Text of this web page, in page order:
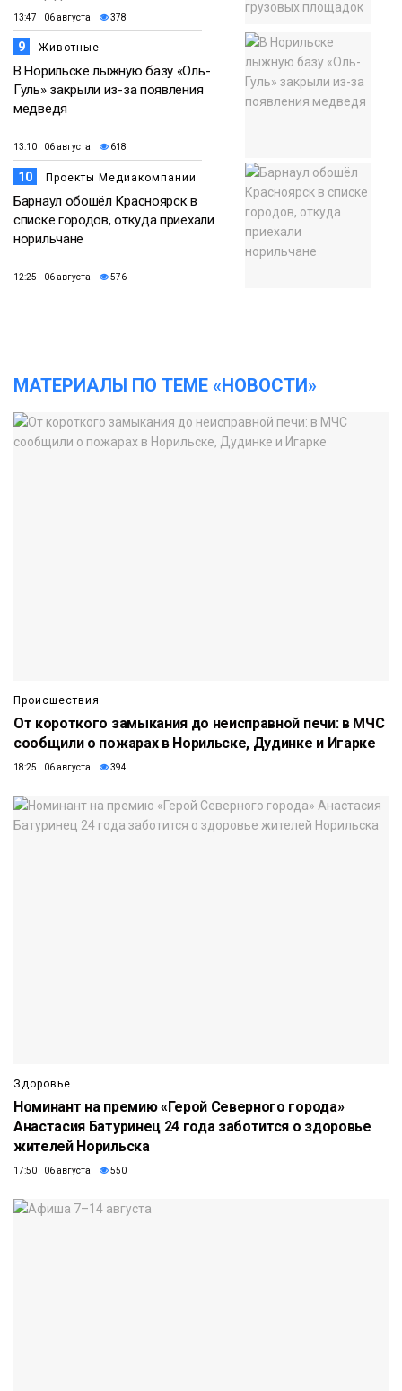
13:47 06 августа 378
9 Животные
В Норильске лыжную базу «Оль-
Гуль» закрыли из-за появления
медведя
13:10 06 августа 618
10 Проекты Медиакомпании
Барнаул обошёл Красноярск в
списке городов, откуда приехали
норильчане
12:25 06 августа 576
МАТЕРИАЛЫ ПО ТЕМЕ «НОВОСТИ»
Происшествия
От короткого замыкания до неисправной печи: в МЧС
сообщили о пожарах в Норильске, Дудинке и Игарке
18:25 06 августа 394
Здоровье
Номинант на премию «Герой Северного города»
Анастасия Батуринец 24 года заботится о здоровье
жителей Норильска
17:50 06 августа 550